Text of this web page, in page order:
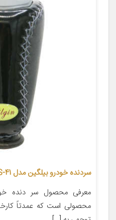
سردنده خودرو بیلگین مدل S-41 مناسب برای پراید
معرفی محصول سر دنده
محصولی است که عمدتاً